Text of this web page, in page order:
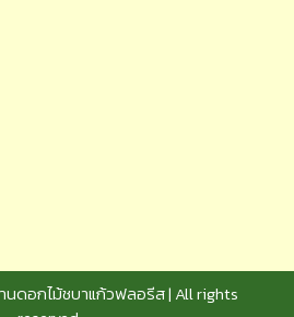
นดอกไม้ชบาแก้วฟลอรีส | All rights